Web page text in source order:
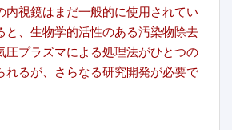
内視鏡はまだ一般的に使用されてい
と、生物学的活性のある汚染物除去
圧プラズマによる処理法がひとつの
れるが、さらなる研究開発が必要で